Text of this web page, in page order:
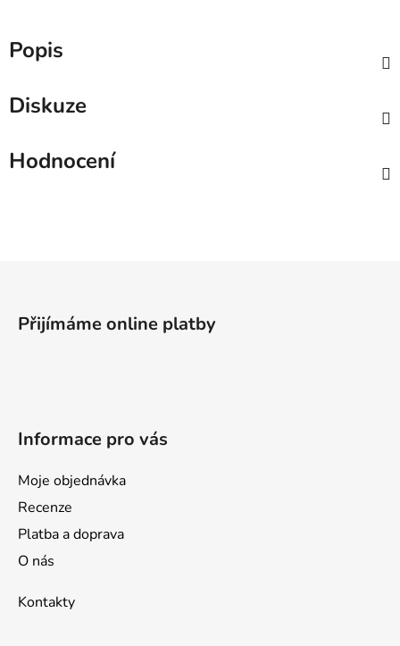
Popis
Diskuze
Hodnocení
Přijímáme online platby
Informace pro vás
Moje objednávka
Recenze
Platba a doprava
O nás
Kontakty